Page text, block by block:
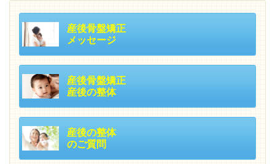
産後骨盤矯正
メッセージ
産後骨盤矯正
産後の整体
産後の整体
のご質問